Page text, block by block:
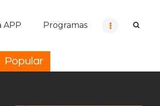
APP Programas
Popular